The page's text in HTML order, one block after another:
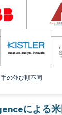
の並び順不同
による